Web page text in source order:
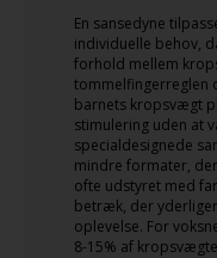
En sansedyne
individuelle behov,
forhold mellem
tommelfingerreglen
barnets kropsvægt
stimulering uden at
specialdesignede
mindre formater,
ofte udstyret med
betræk, der
oplevelse. For
8-15% af